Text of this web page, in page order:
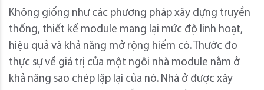
Không giống như các phương pháp xây dựng truyền
thống, thiết kế module mang lại mức độ linh hoạt,
hiệu quả và khả năng mở rộng hiếm có. Thước đo
thực sự về giá trị của một ngôi nhà module nằm ở
khả năng sao chép lặp lại của nó. Nhà ở được xây